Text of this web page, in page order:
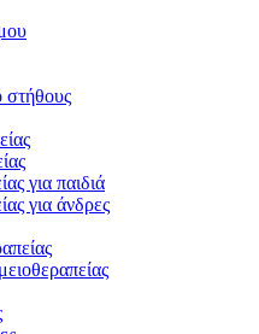
στήθους
για παιδιά
για άνδρες